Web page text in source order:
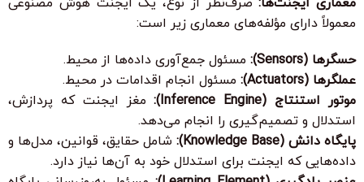
معمولاً دارای مؤلفه‌های معماری زیر است:
حسگرها (Sensors):
مسئول جمع‌آوری داده‌ها از محیط.
عملگرها (Actuators):
مسئول انجام اقدامات در محیط.
موتور استنتاج (Inference Engine):
مغز ایجنت که پردازش،
استدلال و تصمیم‌گیری را انجام می‌دهد.
پایگاه دانش (Knowledge Base):
شامل حقایق، قوانین، مدل‌ها و
داده‌هایی که ایجنت برای استدلال خود به آن‌ها نیاز دارد.